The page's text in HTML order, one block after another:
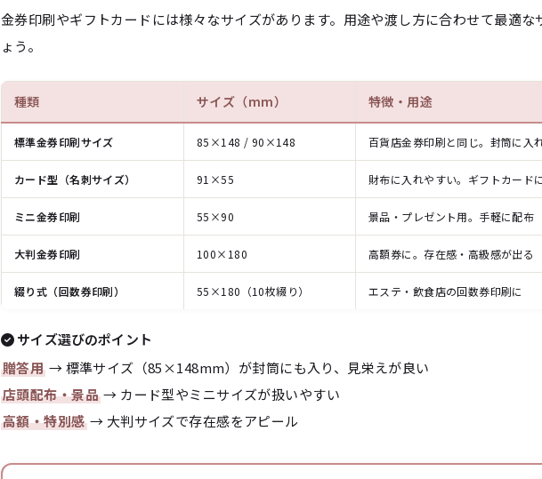
金券印刷やギフトカードには様々なサイズがあります。用途や渡し方に合わせて最適な
ょう。
種類 サイズ（mm） 特徴・用途
標準金券印刷サイズ 85×148 / 90×148 百貨店金券印刷と同じ。封筒に入
カード型（名刺サイズ） 91×55 財布に入れやすい。ギフトカード
ミニ金券印刷 55×90 景品・プレゼント用。手軽に配布
大判金券印刷 100×180 高額券に。存在感・高級感が出る
綴り式（回数券印刷） 55×180（10枚綴り） エステ・飲食店の回数券印刷に
サイズ選びのポイント
贈答用 → 標準サイズ（85×148mm）が封筒にも入り、見栄えが良い
店頭配布・景品→ カード型やミニサイズが扱いやすい
高額・特別感→ 大判サイズで存在感をアピール